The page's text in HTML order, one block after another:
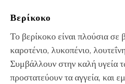
Βερίκοκο
Το βερίκοκο είναι πλούσια σε
καροτένιο, λυκοπένιο,
Συμβάλλουν στην καλή υγεία
προστατεύουν τα αγγεία, και